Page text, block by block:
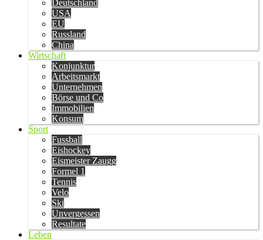
Deutschland
USA
EU
Russland
China
Wirtschaft
Konjunktur
Arbeitsmarkt
Unternehmen
Börse und Co
Immobilien
Konsum
Sport
Fussball
Eishockey
Eismeister Zaugg
Formel 1
Tennis
Velo
Ski
Unvergessen
Resultate
Leben